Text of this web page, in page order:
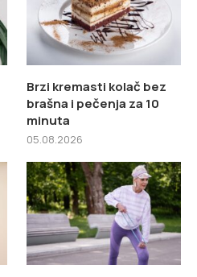
Brzi kremasti kolač bez
brašna i pečenja za 10
minuta
05.08.2026